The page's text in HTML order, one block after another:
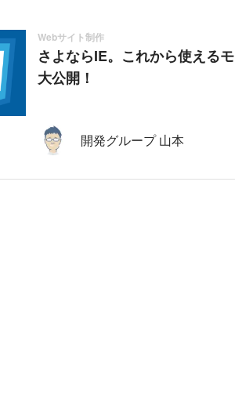
Webサイト制作
さよならIE。これから使える
大公開！
開発グループ 山本